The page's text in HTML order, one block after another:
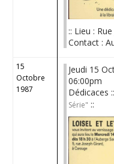
:: Lieu :
Contact :
15
Octobre
1987
Jeudi 15
06:00pm
Dédicaces ::
Série" ::